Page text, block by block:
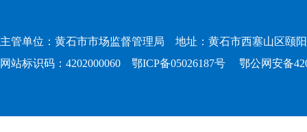
主管单位：黄石市市场监督管理局 地址：黄石市西塞山区颐
网站标识码：4202000060 鄂ICP备05026187号 鄂公网安备